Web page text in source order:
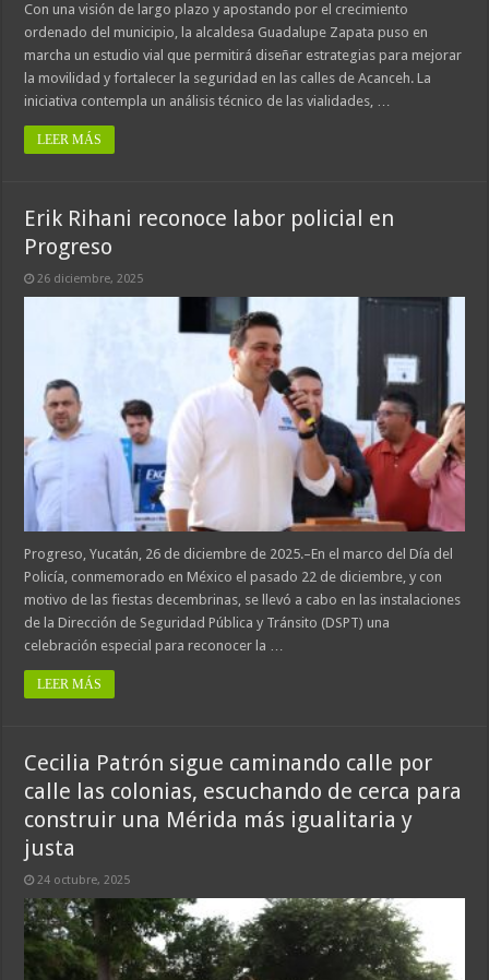
Con una visión de largo plazo y apostando por el crecimiento
ordenado del municipio, la alcaldesa Guadalupe Zapata puso en
marcha un estudio vial que permitirá diseñar estrategias para mejorar
la movilidad y fortalecer la seguridad en las calles de Acanceh. La
iniciativa contempla un análisis técnico de las vialidades, …
LEER MÁS
Erik Rihani reconoce labor policial en
Progreso
26 diciembre, 2025
Progreso, Yucatán, 26 de diciembre de 2025.–En el marco del Día del
Policía, conmemorado en México el pasado 22 de diciembre, y con
motivo de las fiestas decembrinas, se llevó a cabo en las instalaciones
de la Dirección de Seguridad Pública y Tránsito (DSPT) una
celebración especial para reconocer la …
LEER MÁS
Cecilia Patrón sigue caminando calle por
calle las colonias, escuchando de cerca para
construir una Mérida más igualitaria y
justa
24 octubre, 2025